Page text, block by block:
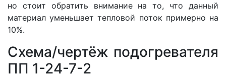
но стоит обратить внимание на то, что данный
материал уменьшает тепловой поток примерно на
10%.
Схема/чертёж подогревателя
ПП 1-24-7-2